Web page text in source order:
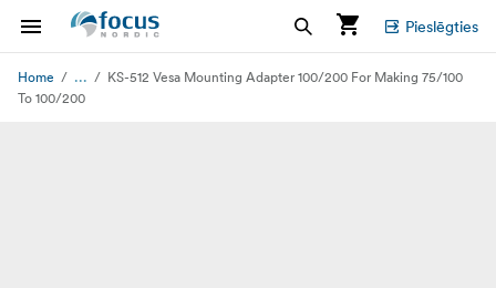
Pieslēgties
Home ...
KS-512 Vesa Mounting Adapter 100/200 For Making 75/100
To 100/200